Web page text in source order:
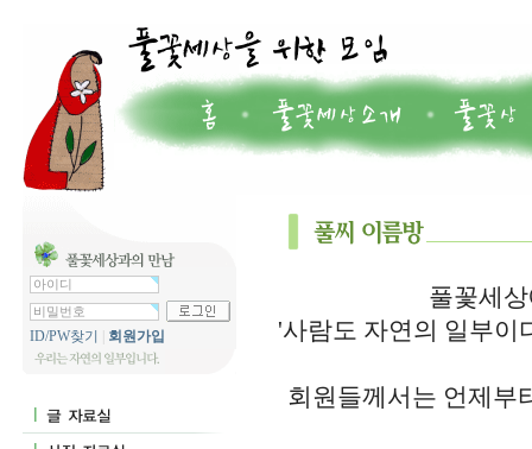
ID/PW찾기 회원가입
풀꽃세
'사람도 자연의 일부이
회원들께서는 언제부